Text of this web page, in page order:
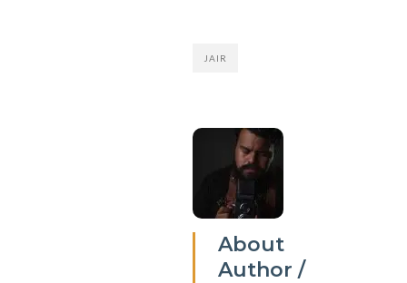
JAIR
About
Author /